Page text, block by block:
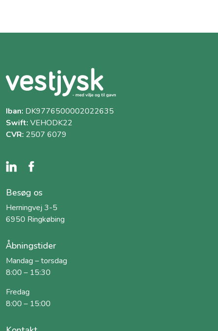
Iban: DK9776500002022635
Swift: VEHODK22
CVR: 2507 6079
Besøg os
Herningvej 3-5
6950 Ringkøbing
Åbningstider
Mandag – torsdag
8:00 – 15:30
Fredag
8:00 – 15:00